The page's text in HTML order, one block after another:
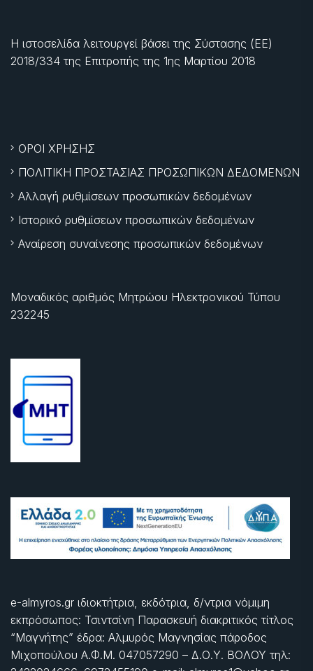
Η ιστοσελίδα λειτουργεί βάσει της Σύστασης (ΕΕ)
2018/334 της Επιτροπής της 1ης Μαρτίου 2018
ΟΡΟΙ ΧΡΗΣΗΣ
ΠΟΛΙΤΙΚΗ ΠΡΟΣΤΑΣΙΑΣ ΠΡΟΣΩΠΙΚΩΝ ΔΕΔΟΜΕΝΩΝ
Αλλαγή ρυθμίσεων προσωπικών δεδομένων
Ιστορικό ρυθμίσεων προσωπικών δεδομένων
Αναίρεση συναίνεσης προσωπικών δεδομένων
Μοναδικός αριθμός Μητρώου Ηλεκτρονικού Τύπου
232245
e-almyros.gr ιδιοκτήτρια, εκδότρια, δ/ντρια νόμιμη
εκπρόσωπος: Τσιντσίνη Παρασκευή διακριτικός τίτλος
“Μαγνήτης” έδρα: Αλμυρός Μαγνησίας πάροδος
Μιχοπούλου Α.Φ.Μ. 047057290 – Δ.Ο.Υ. ΒΟΛΟΥ τηλ: